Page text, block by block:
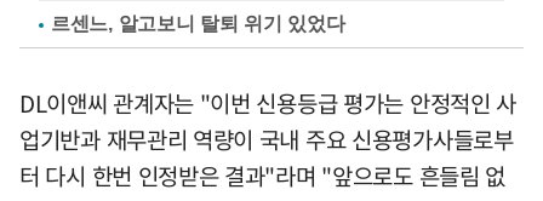
르센느, 알고보니 탈퇴 위기 있었다
DL이앤씨 관계자는 "이번 신용등급 평가는 안정적인 사
업기반과 재무관리 역량이 국내 주요 신용평가사들로부
터 다시 한번 인정받은 결과"라며 "앞으로도 흔들림 없